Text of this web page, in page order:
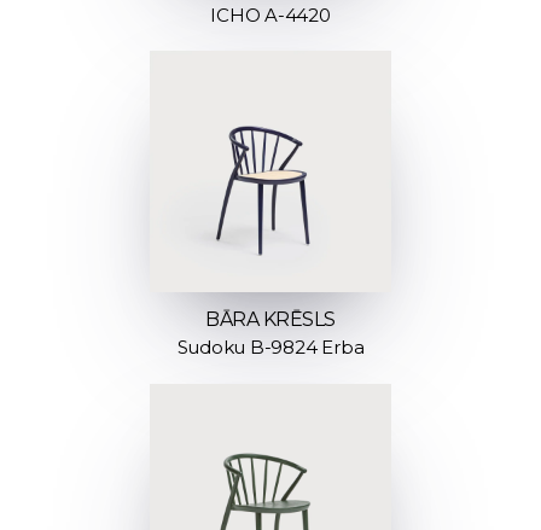
ICHO A-4420
BĀRA KRĒSLS
Sudoku B-9824 Erba